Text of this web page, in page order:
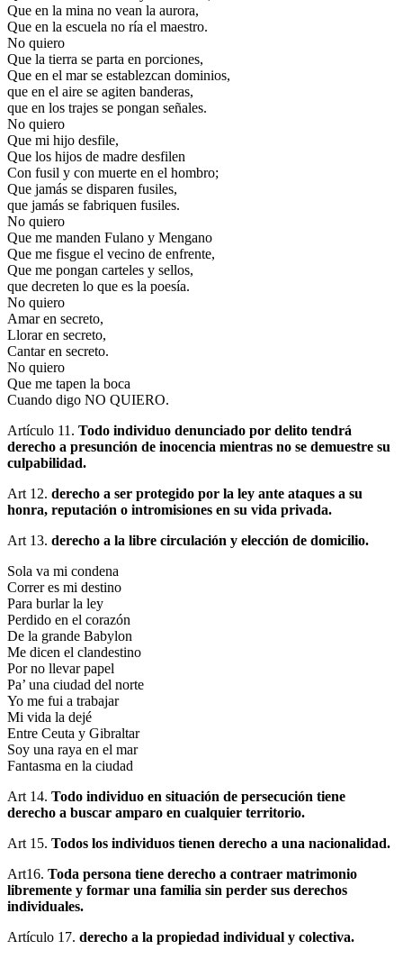
Que en la mina no vean la aurora,
Que en la escuela no ría el maestro.
No quiero
Que la tierra se parta en porciones,
Que en el mar se establezcan dominios,
que en el aire se agiten banderas,
que en los trajes se pongan señales.
No quiero
Que mi hijo desfile,
Que los hijos de madre desfilen
Con fusil y con muerte en el hombro;
Que jamás se disparen fusiles,
que jamás se fabriquen fusiles.
No quiero
Que me manden Fulano y Mengano
Que me fisgue el vecino de enfrente,
Que me pongan carteles y sellos,
que decreten lo que es la poesía.
No quiero
Amar en secreto,
Llorar en secreto,
Cantar en secreto.
No quiero
Que me tapen la boca
Cuando digo NO QUIERO.
Artículo 11. Todo individuo denunciado por delito tendrá
derecho a presunción de inocencia mientras no se demuestre su
culpabilidad.
Art 12. derecho a ser protegido por la ley ante ataques a su
honra, reputación o intromisiones en su vida privada.
Art 13. derecho a la libre circulación y elección de domicilio.
Sola va mi condena
Correr es mi destino
Para burlar la ley
Perdido en el corazón
De la grande Babylon
Me dicen el clandestino
Por no llevar papel
Pa’ una ciudad del norte
Yo me fui a trabajar
Mi vida la dejé
Entre Ceuta y Gibraltar
Soy una raya en el mar
Fantasma en la ciudad
Art 14. Todo individuo en situación de persecución tiene
derecho a buscar amparo en cualquier territorio.
Art 15. Todos los individuos tienen derecho a una nacionalidad.
Art16. Toda persona tiene derecho a contraer matrimonio
libremente y formar una familia sin perder sus derechos
individuales.
Artículo 17. derecho a la propiedad individual y colectiva.